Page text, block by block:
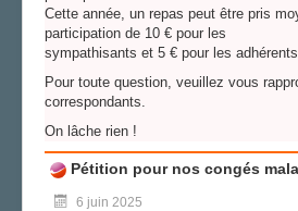
Cette année, un repas peut être pris
participation de 10 € pour les
sympathisants et 5 € pour les adhérents
Pour toute question, veuillez vous
correspondants.
On lâche rien !
Pétition pour nos congés
6 juin 2025